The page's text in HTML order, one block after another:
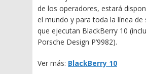
de los operadores, estará
el mundo y para toda la línea de
que ejecutan BlackBerry 10
Porsche Design P’9982).
Ver más: BlackBerry 10